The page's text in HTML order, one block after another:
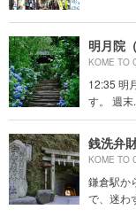
明月院
KOME TO
12:35 明
す。 週末
銭洗弁
KOME TO
鎌倉駅か
で、迷わ